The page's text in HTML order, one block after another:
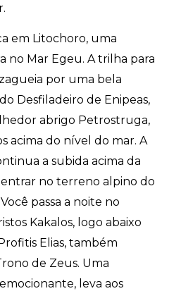
em Litochoro, uma
no Mar Egeu. A trilha para
por uma bela
Desfiladeiro de Enipeas,
abrigo Petrostruga,
acima do nível do mar. A
a subida acima da
entrar no terreno alpino do
passa a noite no
Kakalos, logo abaixo
Elias, também
de Zeus. Uma
leva aos